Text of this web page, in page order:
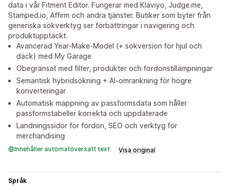
data i vår Fitment Editor. Fungerar med Klaviyo, Judge.me,
Stamped.io, Affirm och andra tjänster. Butiker som byter från
generiska sökverktyg ser förbättringar i navigering och
produktupptäckt.
Avancerad Year-Make-Model (+ sökversion för hjul och
däck) med My Garage
Obegränsat med filter, produkter och fordonstillämpningar
Semantisk hybridsökning + AI-omrankning för högre
konverteringar
Automatisk mappning av passformsdata som håller
passformstabeller korrekta och uppdaterade
Landningssidor för fordon, SEO och verktyg för
merchandising
Innehåller automatöversatt text Visa original
Språk